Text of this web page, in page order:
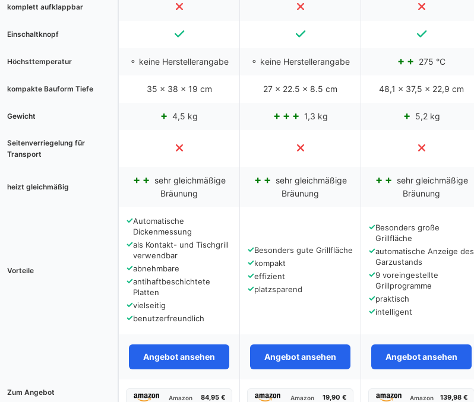
komplett aufklappbar
Einschaltknopf
Höchsttemperatur ⚬ keine Herstellerangabe ⚬ keine Herstellerangabe 275 °C
kompakte Bauform Tiefe ‎35 x 38 x 19 cm ‎27 x 22.5 x 8.5 cm 48,1 x 37,5 x 22,9 cm
Gewicht 4,5 kg 1,3 kg 5,2 kg
Seitenverriegelung für
Transport
heizt gleichmäßig
sehr gleichmäßige
Bräunung
sehr gleichmäßige
Bräunung
sehr gleichmäßige
Bräunung
Vorteile
✓Automatische
Dickenmessung
✓als Kontakt- und Tischgrill
verwendbar
✓abnehmbare
✓antihaftbeschichtete
Platten
✓vielseitig
✓benutzerfreundlich
✓Besonders gute Grillfläche
✓kompakt
✓effizient
✓platzsparend
✓Besonders große
Grillfläche
✓automatische Anzeige des
Garzustands
✓9 voreingestellte
Grillprogramme
✓praktisch
✓intelligent
Angebot ansehen Angebot ansehen Angebot ansehen
Zum Angebot
Amazon 84,95 € Amazon 19,90 € Amazon 139,98 €